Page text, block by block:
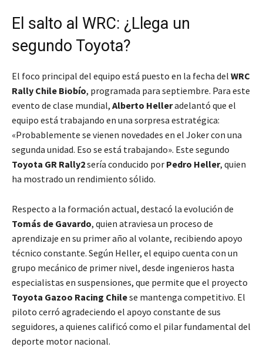
El salto al WRC: ¿Llega un
segundo Toyota?
El foco principal del equipo está puesto en la fecha del WRC
Rally Chile Biobío, programada para septiembre. Para este
evento de clase mundial, Alberto Helleradelantó que el
equipo está trabajando en una sorpresa estratégica:
«Probablemente se vienen novedades en el Joker con una
segunda unidad. Eso se está trabajando». Este segundo
Toyota GR Rally2sería conducido por Pedro Heller, quien
ha mostrado un rendimiento sólido.
Respecto a la formación actual, destacó la evolución de
Tomás de Gavardo, quien atraviesa un proceso de
aprendizaje en su primer año al volante, recibiendo apoyo
técnico constante. Según Heller, el equipo cuenta con un
grupo mecánico de primer nivel, desde ingenieros hasta
especialistas en suspensiones, que permite que el proyecto
Toyota Gazoo Racing Chilese mantenga competitivo. El
piloto cerró agradeciendo el apoyo constante de sus
seguidores, a quienes calificó como el pilar fundamental del
deporte motor nacional.